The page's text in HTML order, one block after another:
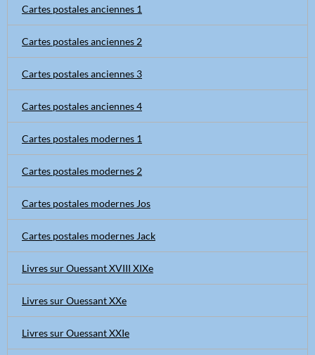
Cartes postales anciennes 1
Cartes postales anciennes 2
Cartes postales anciennes 3
Cartes postales anciennes 4
Cartes postales modernes 1
Cartes postales modernes 2
Cartes postales modernes Jos
Cartes postales modernes Jack
Livres sur Ouessant XVIII XIXe
Livres sur Ouessant XXe
Livres sur Ouessant XXIe